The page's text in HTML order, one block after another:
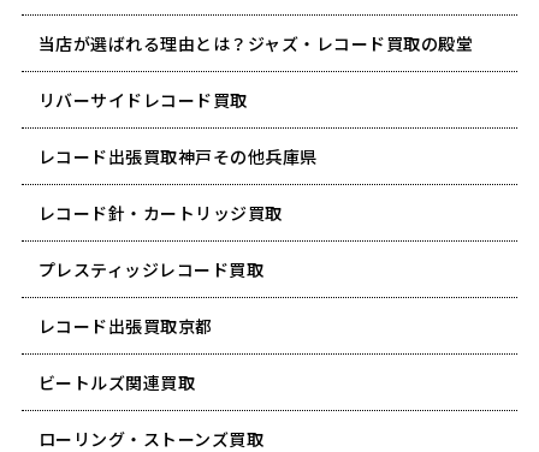
当店が選ばれる理由とは？ジャズ・レコード買取の殿堂
リバーサイドレコード買取
レコード出張買取神戸その他兵庫県
レコード針・カートリッジ買取
プレスティッジレコード買取
レコード出張買取京都
ビートルズ関連買取
ローリング・ストーンズ買取